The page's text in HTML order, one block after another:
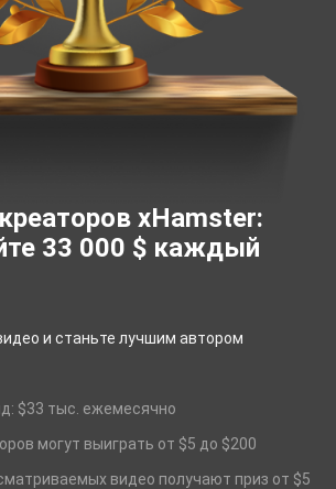
xHamster:
33 000 $ каждый
и станьте лучшим автором
$33 тыс. ежемесячно
могут выиграть от $5 до $200
видео получают приз от $5